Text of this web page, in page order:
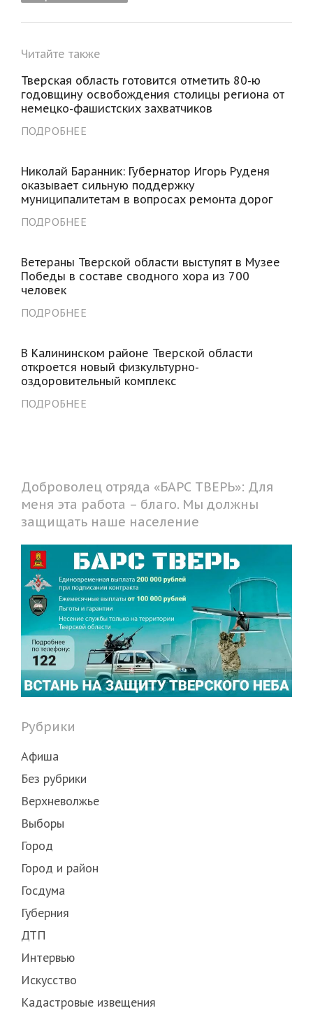
Читайте также
Тверская область готовится отметить 80-ю
годовщину освобождения столицы региона от
немецко-фашистских захватчиков
ПОДРОБНЕЕ
Николай Баранник: Губернатор Игорь Руденя
оказывает сильную поддержку
муниципалитетам в вопросах ремонта дорог
ПОДРОБНЕЕ
Ветераны Тверской области выступят в Музее
Победы в составе сводного хора из 700
человек
ПОДРОБНЕЕ
В Калининском районе Тверcкой области
откроется новый физкультурно-
оздоровительный комплекс
ПОДРОБНЕЕ
Доброволец отряда «БАРС ТВЕРЬ»: Для
меня эта работа – благо. Мы должны
защищать наше население
Рубрики
Афиша
Без рубрики
Верхневолжье
Выборы
Город
Город и район
Госдума
Губерния
ДТП
Интервью
Искусство
Кадастровые извещения